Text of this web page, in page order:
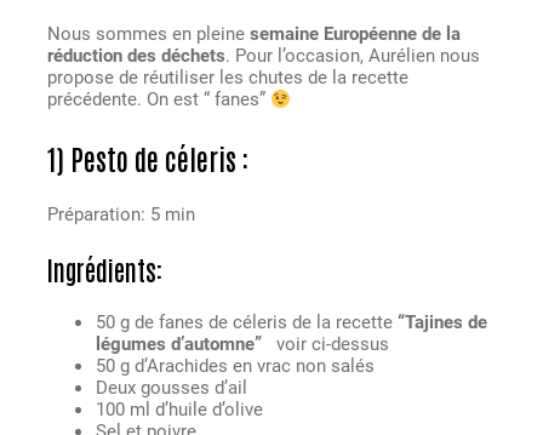
Nous sommes en pleine semaine Européenne de la
réduction des déchets. Pour l’occasion, Aurélien nous
propose de réutiliser les chutes de la recette
précédente. On est “ fanes”
1) Pesto de céleris :
Préparation: 5 min
Ingrédients:
50 g de fanes de céleris de la recette “Tajines de
légumes d’automne” voir ci-dessus
50 g d’Arachides en vrac non salés
Deux gousses d’ail
100 ml d’huile d’olive